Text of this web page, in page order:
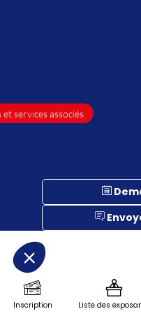
services associés
Description
Découpe
Laser
Inscription Liste des